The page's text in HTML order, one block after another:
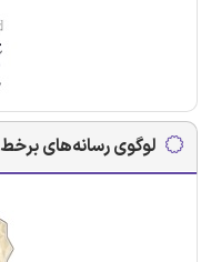
لوگوی رسانه‌های برخط